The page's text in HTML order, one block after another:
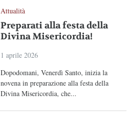
Attualità
Preparati alla festa della
Divina Misericordia!
1 aprile 2026
Dopodomani, Venerdì Santo, inizia la
novena in preparazione alla festa della
Divina Misericordia, che...